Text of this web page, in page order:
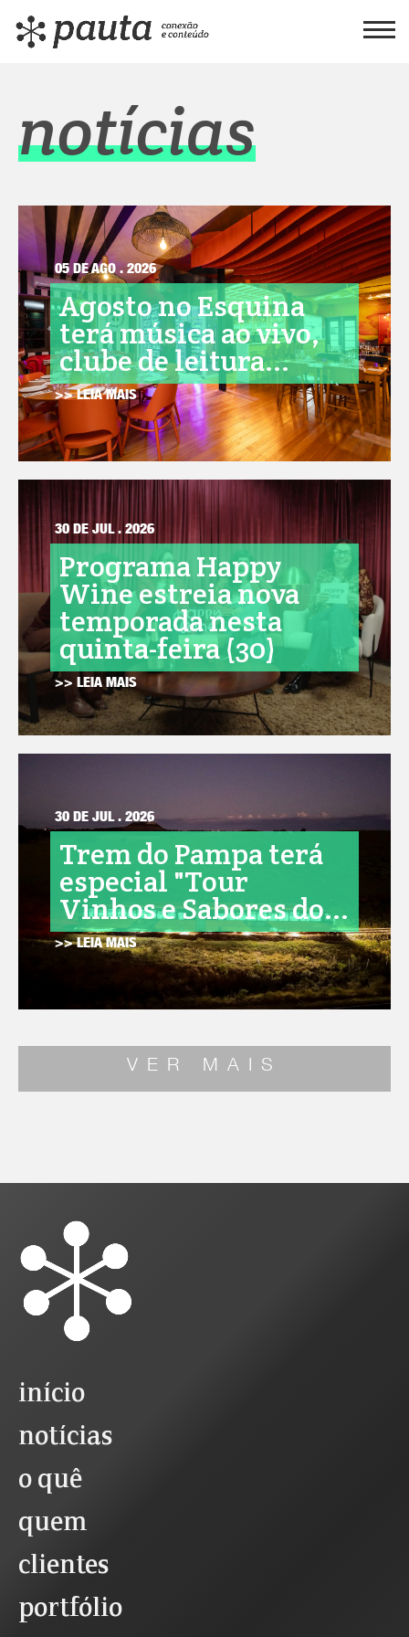
notícias
05 DE AGO . 2026
Agosto no Esquina
terá música ao vivo,
clube de leitura...
>> LEIA MAIS
30 DE JUL . 2026
Programa Happy
Wine estreia nova
temporada nesta
quinta-feira (30)
>> LEIA MAIS
30 DE JUL . 2026
Trem do Pampa terá
especial "Tour
Vinhos e Sabores do...
>> LEIA MAIS
VER MAIS
início
notícias
o quê
quem
clientes
portfólio